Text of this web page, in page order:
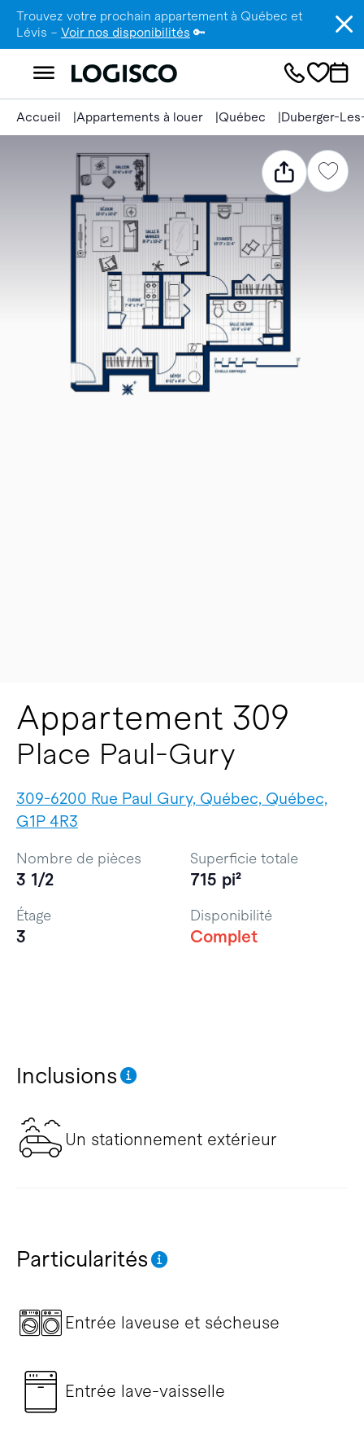
Trouvez votre prochain appartement à Québec et
Lévis – Voir nos disponibilités 🔑
Accueil Appartements à louer Québec Duberger-
Appartement 309
Place Paul-Gury
309-6200 Rue Paul Gury, Québec, Québec,
G1P 4R3
Inclusions
Un stationnement extérieur
Particularités
Entrée laveuse et sécheuse
Entrée lave-vaisselle
Nombre de pièces
3 1/2
Superficie totale
715 pi²
Étage
3
Disponibilité
Complet